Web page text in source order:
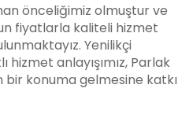
önceliğimiz olmuştur ve
fiyatlarla kaliteli hizmet
Yenilikçi
hizmet anlayışımız, Parlak
bir konuma gelmesine katkı